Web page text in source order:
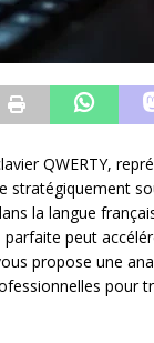
QWERTY,
la langue
peut
propose une
pour